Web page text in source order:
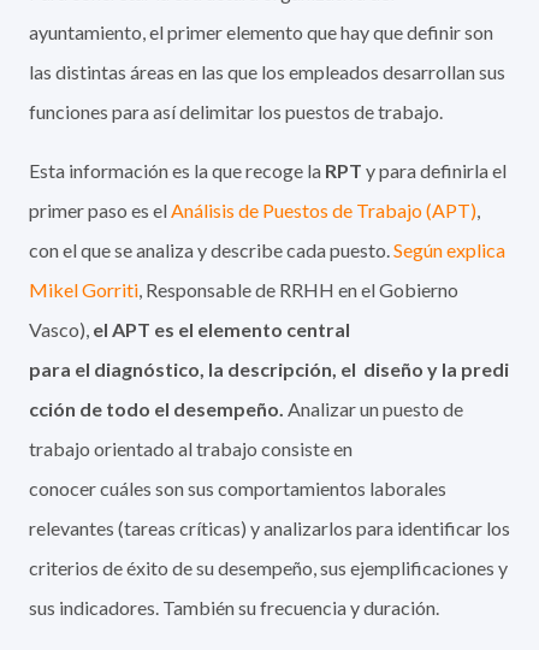
ayuntamiento, el primer elemento que hay que definir son
las distintas áreas en las que los empleados desarrollan sus
funciones para así delimitar los puestos de trabajo.
Esta información es la que recoge la RPT y para definirla el
primer paso es elAnálisis de Puestos de Trabajo (APT),
con el que se analiza y describe cada puesto.Según explica
Mikel Gorriti, Responsable de RRHH en el Gobierno
Vasco), el APT es el elemento central
para el diagnóstico, la descripción, el diseño y la predi
cción de todo el desempeño. Analizar un puesto de
trabajo orientado al trabajo consiste en
conocer cuáles son sus comportamientos laborales
relevantes (tareas críticas) y analizarlos para identificar los
criterios de éxito de su desempeño, sus ejemplificaciones y
sus indicadores. También su frecuencia y duración.